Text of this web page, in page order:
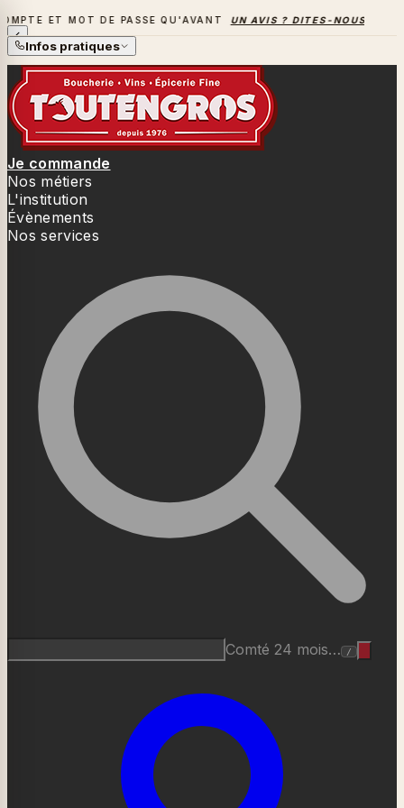
DE PASSE QU'AVANT UN AVIS ? DITES-NOUS TOUT →
LA SAISON DES BARBECUES BAT SON PLEIN
Infos pratiques
Je commande
Nos métiers
L'institution
Évènements
Nos services
Comté 24 mois… /